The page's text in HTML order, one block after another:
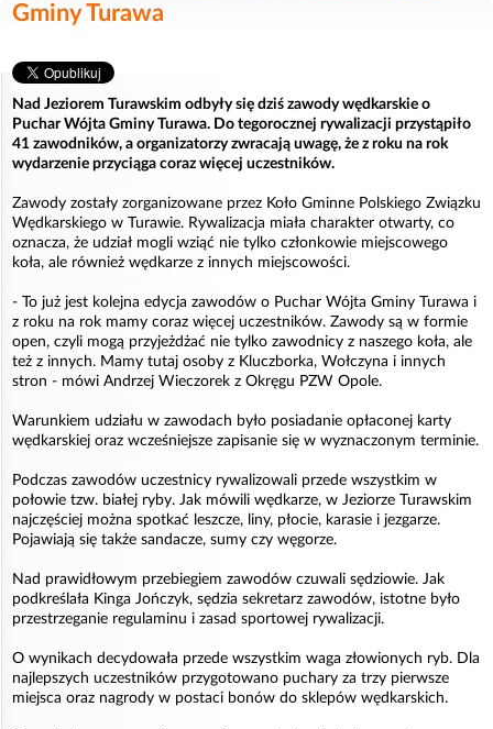
Gminy Turawa
Nad Jeziorem Turawskim odbyły się dziś zawody wędkarskie o
Puchar Wójta Gminy Turawa. Do tegorocznej rywalizacji przystąpiło
41 zawodników, a organizatorzy zwracają uwagę, że z roku na rok
wydarzenie przyciąga coraz więcej uczestników.
Zawody zostały zorganizowane przez Koło Gminne Polskiego Związku
Wędkarskiego w Turawie. Rywalizacja miała charakter otwarty, co
oznacza, że udział mogli wziąć nie tylko członkowie miejscowego
koła, ale również wędkarze z innych miejscowości.
- To już jest kolejna edycja zawodów o Puchar Wójta Gminy Turawa i
z roku na rok mamy coraz więcej uczestników. Zawody są w formie
open, czyli mogą przyjeżdżać nie tylko zawodnicy z naszego koła, ale
też z innych. Mamy tutaj osoby z Kluczborka, Wołczyna i innych
stron - mówi Andrzej Wieczorek z Okręgu PZW Opole.
Warunkiem udziału w zawodach było posiadanie opłaconej karty
wędkarskiej oraz wcześniejsze zapisanie się w wyznaczonym terminie.
Podczas zawodów uczestnicy rywalizowali przede wszystkim w
połowie tzw. białej ryby. Jak mówili wędkarze, w Jeziorze Turawskim
najczęściej można spotkać leszcze, liny, płocie, karasie i jezgarze.
Pojawiają się także sandacze, sumy czy węgorze.
Nad prawidłowym przebiegiem zawodów czuwali sędziowie. Jak
podkreślała Kinga Jończyk, sędzia sekretarz zawodów, istotne było
przestrzeganie regulaminu i zasad sportowej rywalizacji.
O wynikach decydowała przede wszystkim waga złowionych ryb. Dla
najlepszych uczestników przygotowano puchary za trzy pierwsze
miejsca oraz nagrody w postaci bonów do sklepów wędkarskich.